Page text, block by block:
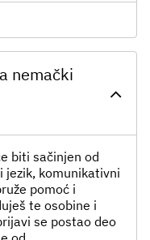
nemački
biti sačinjen od
jezik, komunikativni
pomoć i
te osobine i
se postao deo